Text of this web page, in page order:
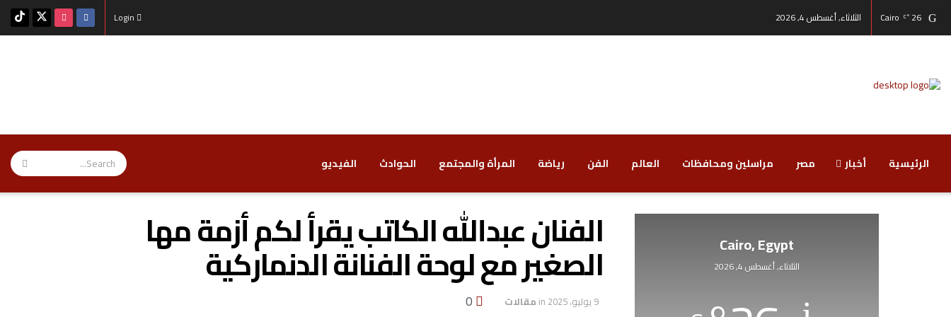
26
°C
Cairo الثلاثاء, أغسطس 4, 2026
الرئيسية أخبار مصر مراسلين ومحافظات ‏العالم الفن رياضة ‏المرأة والمجتمع ‏الحوادث ‏الفيديو
الفنان عبدالله الكاتب يقرأ لكم أزمة مها
الصغير مع لوحة الفنانة الدنماركية
9 يوليو، 2025 in مقالات
Cairo, Egypt
الثلاثاء, أغسطس 4, 2026